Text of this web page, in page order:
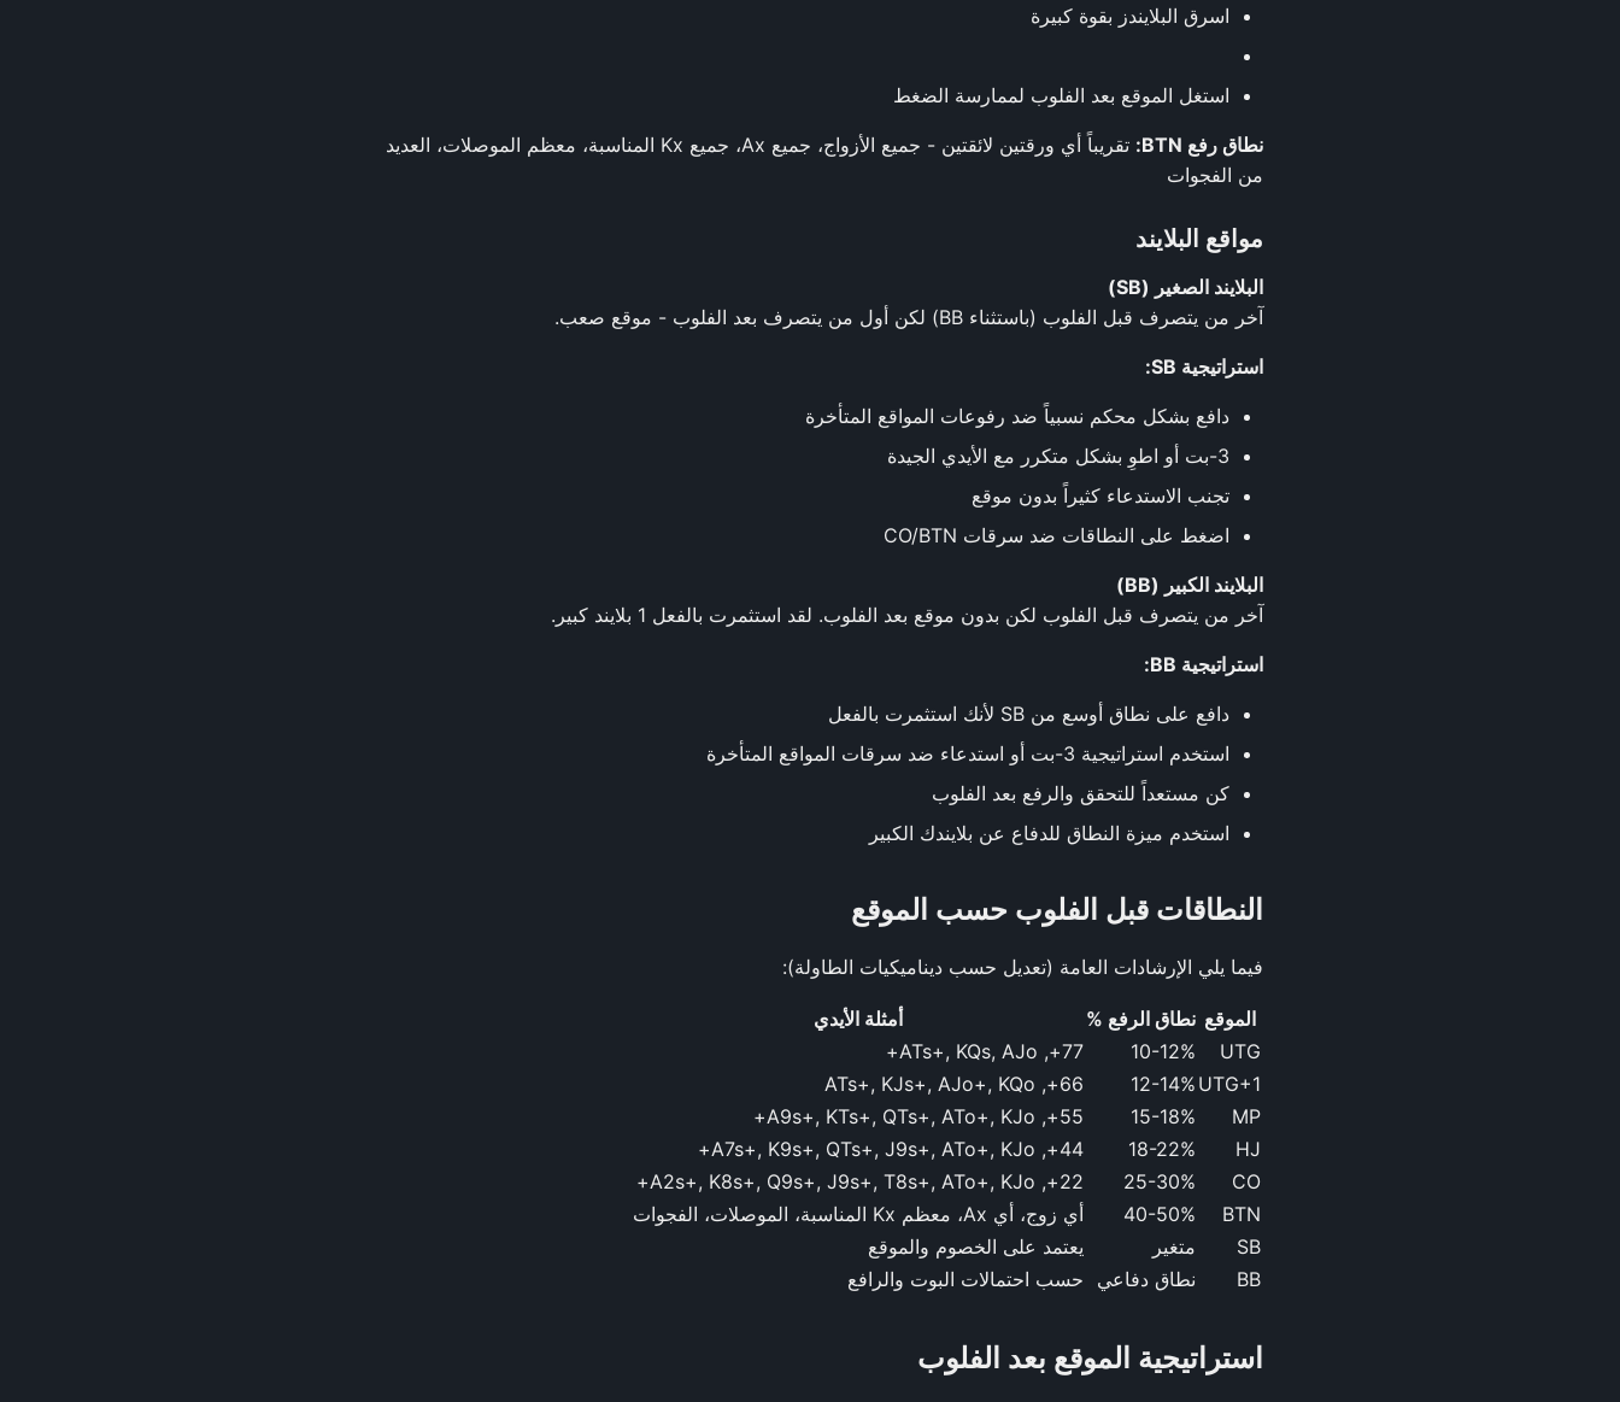
اسرق البلايندز بقوة كبيرة
استغل الموقع بعد الفلوب لممارسة الضغط
نطاق رفع BTN:
تقريباً أي ورقتين لائقتين - جميع الأزواج، جميع Ax، جميع Kx المناسبة، معظم الموصلات، العديد
من الفجوات
مواقع البلايند
البلايند الصغير (SB)
آخر من يتصرف قبل الفلوب (باستثناء BB) لكن أول من يتصرف بعد الفلوب - موقع صعب.
استراتيجية SB:
دافع بشكل محكم نسبياً ضد رفوعات المواقع المتأخرة
3-بت أو اطوِ بشكل متكرر مع الأيدي الجيدة
تجنب الاستدعاء كثيراً بدون موقع
اضغط على النطاقات ضد سرقات CO/BTN
البلايند الكبير (BB)
آخر من يتصرف قبل الفلوب لكن بدون موقع بعد الفلوب. لقد استثمرت بالفعل 1 بلايند كبير.
استراتيجية BB:
دافع على نطاق أوسع من SB لأنك استثمرت بالفعل
استخدم استراتيجية 3-بت أو استدعاء ضد سرقات المواقع المتأخرة
كن مستعداً للتحقق والرفع بعد الفلوب
استخدم ميزة النطاق للدفاع عن بلايندك الكبير
النطاقات قبل الفلوب حسب الموقع
فيما يلي الإرشادات العامة (تعديل حسب ديناميكيات الطاولة):
الموقع نطاق الرفع %
أمثلة الأيدي
UTG
10-12%
77+, ATs+, KQs, AJo+
UTG+1
12-14%
66+, ATs+, KJs+, AJo+, KQo
MP
15-18%
55+, A9s+, KTs+, QTs+, ATo+, KJo+
HJ
18-22%
44+, A7s+, K9s+, QTs+, J9s+, ATo+, KJo+
CO
25-30%
22+, A2s+, K8s+, Q9s+, J9s+, T8s+, ATo+, KJo+
BTN
40-50%
أي زوج، أي Ax، معظم Kx المناسبة، الموصلات، الفجوات
SB
متغير
يعتمد على الخصوم والموقع
BB
نطاق دفاعي حسب احتمالات البوت والرافع
استراتيجية الموقع بعد الفلوب